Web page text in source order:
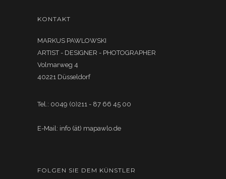
KONTAKT
MARKUS PAWLOWSKI
ARTIST - DESIGNER - PHOTOGRAPHER
Volmarweg 4
40221 Düsseldorf
Tel.: 0049 (0)211 - 87 66 45 00
E-Mail: info (ät) mapawlo.de
FOLGEN SIE DEM KÜNSTLER